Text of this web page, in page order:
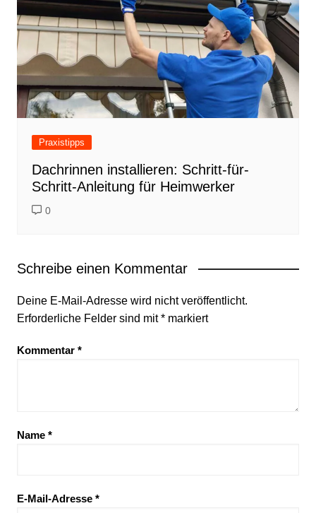
Praxistipps
Dachrinnen installieren: Schritt-für-
Schritt-Anleitung für Heimwerker
0
Schreibe einen Kommentar
Deine E-Mail-Adresse wird nicht veröffentlicht.
Erforderliche Felder sind mit*markiert
Kommentar *
Name *
E-Mail-Adresse *